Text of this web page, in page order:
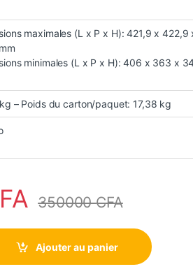
maximales (L x P x H): 421,9 x 422,9
minimales (L x P x H): 406 x 363 x
– Poids du carton/paquet: 17,38 kg
350000CFA
multifonction Hp M179fnw blanc
Ajouter au panier